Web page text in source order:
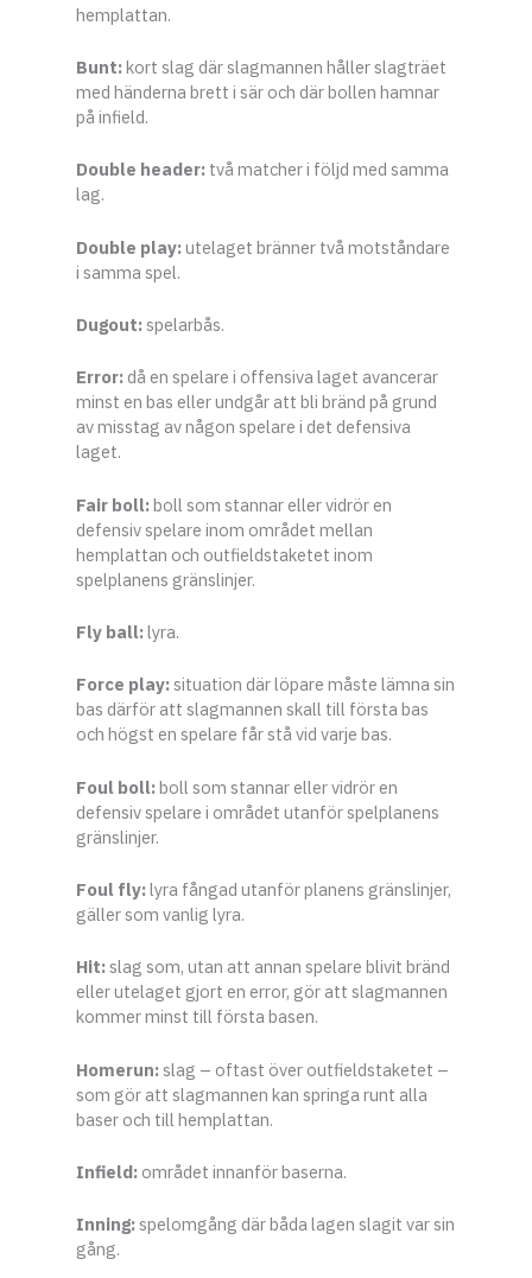
hemplattan.
Bunt:kort slag där slagmannen håller slagträet
med händerna brett i sär och där bollen hamnar
på infield.
Double header: två matcher i följd med samma
lag.
Double play:utelaget bränner två motståndare
i samma spel.
Dugout:spelarbås.
Error:då en spelare i offensiva laget avancerar
minst en bas eller undgår att bli bränd på grund
av misstag av någon spelare i det defensiva
laget.
Fair boll:boll som stannar eller vidrör en
defensiv spelare inom området mellan
hemplattan och outfieldstaketet inom
spelplanens gränslinjer.
Fly ball:lyra.
Force play:situation där löpare måste lämna sin
bas därför att slagmannen skall till första bas
och högst en spelare får stå vid varje bas.
Foul boll:boll som stannar eller vidrör en
defensiv spelare i området utanför spelplanens
gränslinjer.
Foul fly:lyra fångad utanför planens gränslinjer,
gäller som vanlig lyra.
Hit:slag som, utan att annan spelare blivit bränd
eller utelaget gjort en error, gör att slagmannen
kommer minst till första basen.
Homerun:slag – oftast över outfieldstaketet –
som gör att slagmannen kan springa runt alla
baser och till hemplattan.
Infield: området innanför baserna.
Inning:spelomgång där båda lagen slagit var sin
gång.